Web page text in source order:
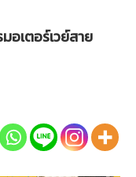
อเตอร์เวย์สาย